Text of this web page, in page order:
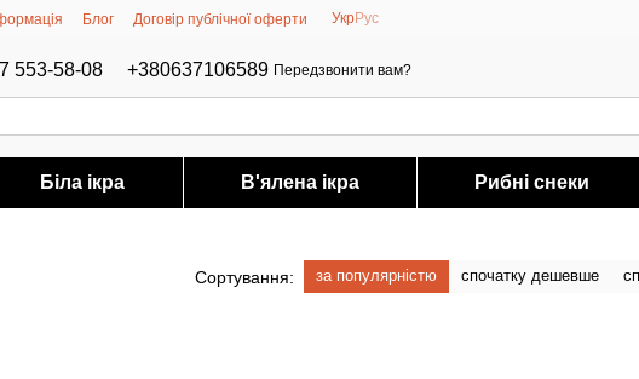
Блог Договір публічної оферти УкрРус
553-58-08 +380637106589 Передзвонити вам?
Біла ікра В'ялена ікра Рибні снеки
Сортування: за популярністю спочатку дешевше